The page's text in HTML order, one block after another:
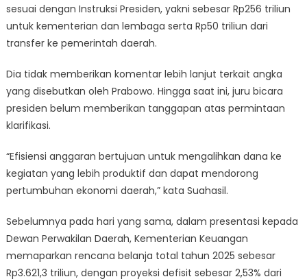
sesuai dengan Instruksi Presiden, yakni sebesar Rp256 triliun
untuk kementerian dan lembaga serta Rp50 triliun dari
transfer ke pemerintah daerah.
Dia tidak memberikan komentar lebih lanjut terkait angka
yang disebutkan oleh Prabowo. Hingga saat ini, juru bicara
presiden belum memberikan tanggapan atas permintaan
klarifikasi.
“Efisiensi anggaran bertujuan untuk mengalihkan dana ke
kegiatan yang lebih produktif dan dapat mendorong
pertumbuhan ekonomi daerah,” kata Suahasil.
Sebelumnya pada hari yang sama, dalam presentasi kepada
Dewan Perwakilan Daerah, Kementerian Keuangan
memaparkan rencana belanja total tahun 2025 sebesar
Rp3.621,3 triliun, dengan proyeksi defisit sebesar 2,53% dari